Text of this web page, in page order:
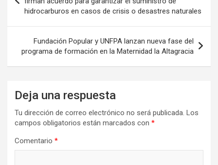
entradas
hidrocarburos en casos de crisis o desastres naturales
Fundación Popular y UNFPA lanzan nueva fase del
programa de formación en la Maternidad la Altagracia
Deja una respuesta
Tu dirección de correo electrónico no será publicada. Los
campos obligatorios están marcados con *
Comentario *